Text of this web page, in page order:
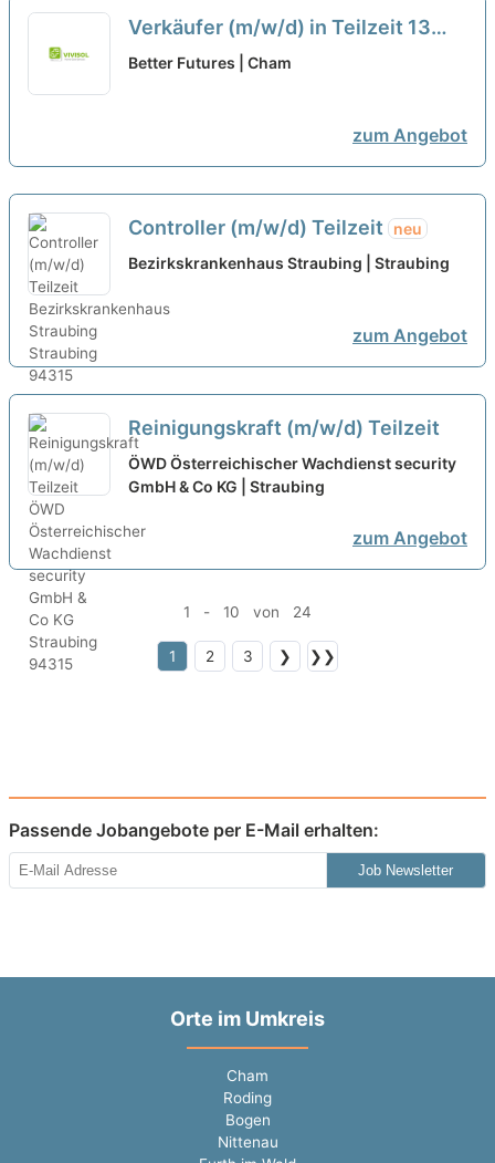
Verkäufer (m/w/d) in Teilzeit 13
Std./Woche neu
Better Futures | Cham
zum Angebot
Controller (m/w/d) Teilzeit neu
Bezirkskrankenhaus Straubing | Straubing
zum Angebot
Reinigungskraft (m/w/d) Teilzeit
ÖWD Österreichischer Wachdienst security
GmbH & Co KG | Straubing
zum Angebot
1 - 10 von 24
1 2 3 ❯ ❯❯
Passende Jobangebote per E-Mail erhalten:
Job Newsletter
Orte im Umkreis
Cham
Roding
Bogen
Nittenau